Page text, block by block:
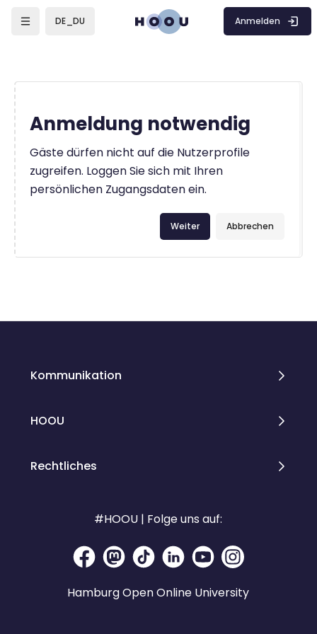
DE_DU Anmelden
Anmeldung notwendig
Gäste dürfen nicht auf die Nutzerprofile
zugreifen. Loggen Sie sich mit Ihren
persönlichen Zugangsdaten ein.
Abbrechen
Weiter
Kommunikation
HOOU
Rechtliches
#HOOU | Folge uns auf:
Hamburg Open Online University